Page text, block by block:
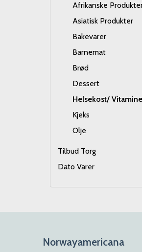
Afrikanske
Asiatisk Produkter
Bakevarer
Barnemat
Brød
Dessert
Helsekost/
Kjeks
Olje
Tilbud Torg
Dato Varer
Norwayamericana